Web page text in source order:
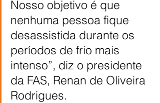
Nosso objetivo é que
nenhuma pessoa fique
desassistida durante os
períodos de frio mais
intenso”, diz o presidente
da FAS, Renan de Oliveira
Rodrigues.